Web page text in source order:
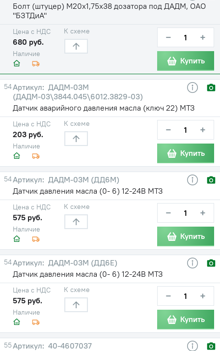
Болт (штуцер) М20х1,75х38 дозатора под ДАДМ, ОАО
"БЗТДиА"
Наличие
Цена с НДС
680 руб.
К схеме − +
Купить
54
ДАДМ-03М
(ДАДМ-03\3844.045\6012.3829-03)
Датчик аварийного давления масла (ключ 22) МТЗ
Наличие
Цена с НДС
203 руб.
К схеме − +
Купить
54
ДАДМ-03М (ДД6М)
Датчик давления масла (0- 6) 12-24В МТЗ
Наличие
Цена с НДС
575 руб.
К схеме − +
Купить
54
ДАДМ-03М (ДД6Е)
Датчик давления масла (0- 6) 12-24В МТЗ
Наличие
Цена с НДС
575 руб.
К схеме − +
Купить
55
40-4607037